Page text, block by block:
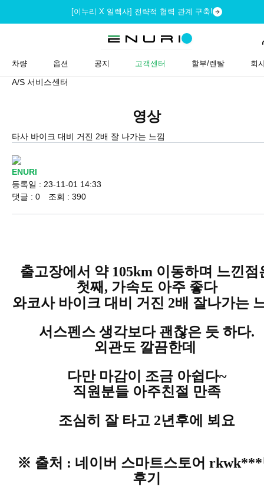
[이누리 X 일렉사] 전략적 협력 관계 구축!
차량 옵션 공지 고객센터 할부/렌탈 회
A/S 서비스센터
영상
타사 바이크 대비 거진 2배 잘 나가는 느낌
ENURI
등록일 : 23-11-01 14:33
댓글 : 0 조회 : 390
출고장에서 약 105km 이동하며 느낀점
첫째, 가속도 아주 좋다
와코사 바이크 대비 거진 2배 잘나가는
서스펜스 생각보다 괜찮은 듯 하다.
외관도 깔끔한데
다만 마감이 조금 아쉽다~
직원분들 아주친절 만족
조심히 잘 타고 2년후에 뵈요
※ 출처 : 네이버 스마트스토어
후기